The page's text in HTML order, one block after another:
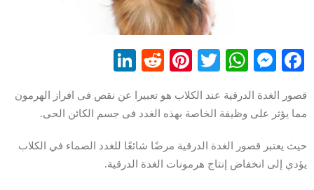
Facebook
Messenger
WhatsApp
Twitter
Pinterest
Reddit
قصور الغدة الدرقية عند الكلاب هو تعبيرا عن نقص فى افراز الهرمون
مما يؤثر على وظيفة الخاصة بهذه الغدد فى جسم الكائن الحى.
حيث يعتبر قصور الغدة الدرقية مرضًا شائعًا للغدد الصماء في الكلاب
يؤدي إلى انخفاض إنتاج هرمونات الغدة الدرقية.